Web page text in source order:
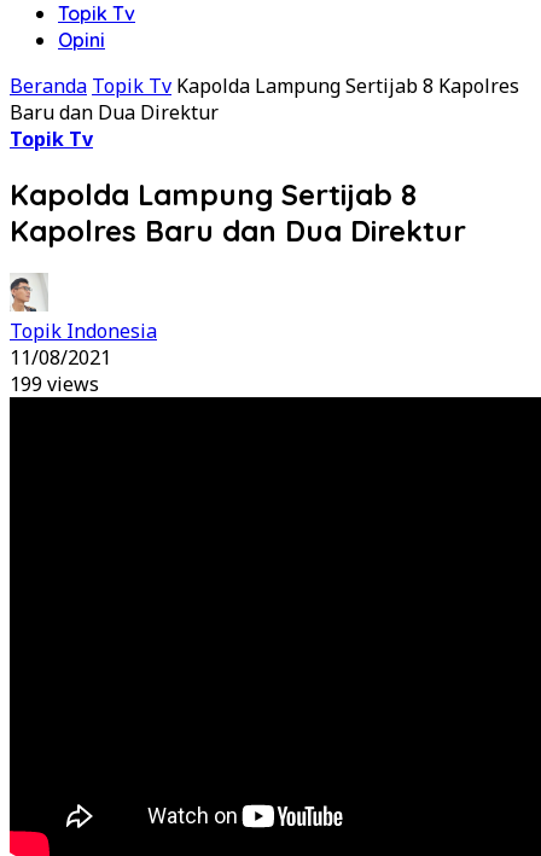
Topik Tv
Opini
Beranda Topik Tv Kapolda Lampung Sertijab 8 Kapolres
Baru dan Dua Direktur
Topik Tv
Kapolda Lampung Sertijab 8
Kapolres Baru dan Dua Direktur
Topik Indonesia
11/08/2021
199 views